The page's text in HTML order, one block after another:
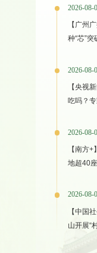
2026-08-
【广州
种“芯”
2026-08-
【央视
吃吗？
2026-08-
【南方
地超40
2026-08-
【中国
山开展“